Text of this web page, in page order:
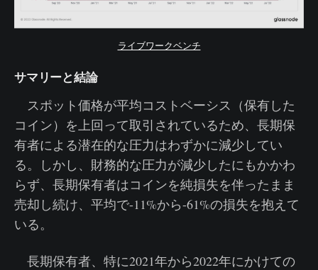
ライブワークベンチ
サマリーと結論
スポット価格が平均コストベーシス（保有した
コイン）を上回って取引されているため、長期保
有者による潜在的な圧力はわずかに減少してい
る。しかし、財務的な圧力が減少したにもかかわ
らず、長期保有者はコインを純損失を伴ったまま
売却し続け、平均で-11%から-61%の損失を抱えて
いる。
長期保有者、特に2021年から2022年にかけての